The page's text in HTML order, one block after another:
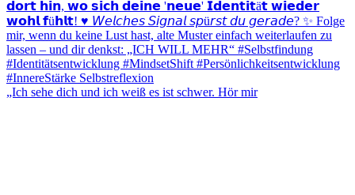
„Ich sehe dich und ich weiß es ist schwer. Hör mir